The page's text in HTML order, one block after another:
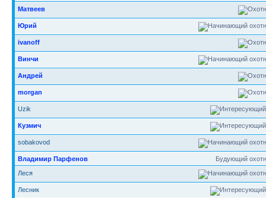
Матвеев
Юрий
ivanoff
Винчи
Андрей
morgan
Uzik
Кузмич
sobakovod
Будующий
Владимир Парфенов
Леся
Лесник